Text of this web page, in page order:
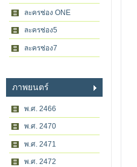
ละครช่อง ONE
ละครช่อง5
ละครช่อง7
ภาพยนตร์
พ.ศ. 2466
พ.ศ. 2470
พ.ศ. 2471
พ.ศ. 2472